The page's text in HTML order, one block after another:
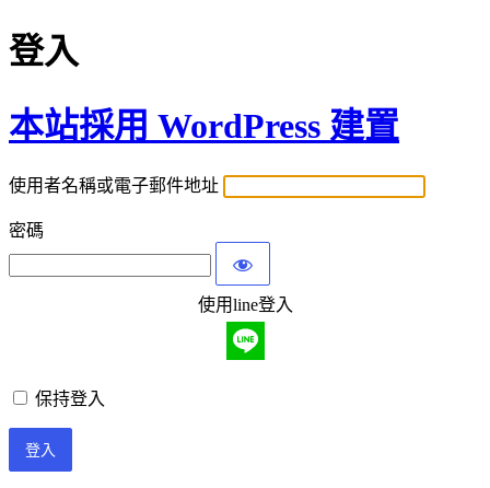
登入
本站採用 WordPress 建置
使用者名稱或電子郵件地址
密碼
使用line登入
保持登入